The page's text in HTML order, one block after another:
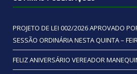
PROJETO DE LEI 002/2026 APROVADO
SESSÃO ORDINÁRIA NESTA QUINTA –
FELIZ ANIVERSÁRIO VEREADOR